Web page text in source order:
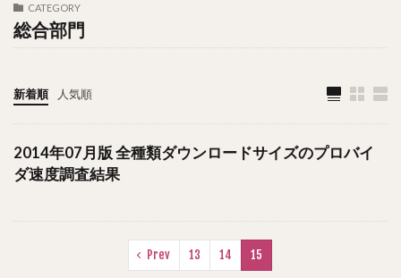
CATEGORY
総合部門
新着順 人気順
2014年07月版 全種類ダウンロードサイズのプロバイ
ダ速度調査結果
Prev 13 14 15